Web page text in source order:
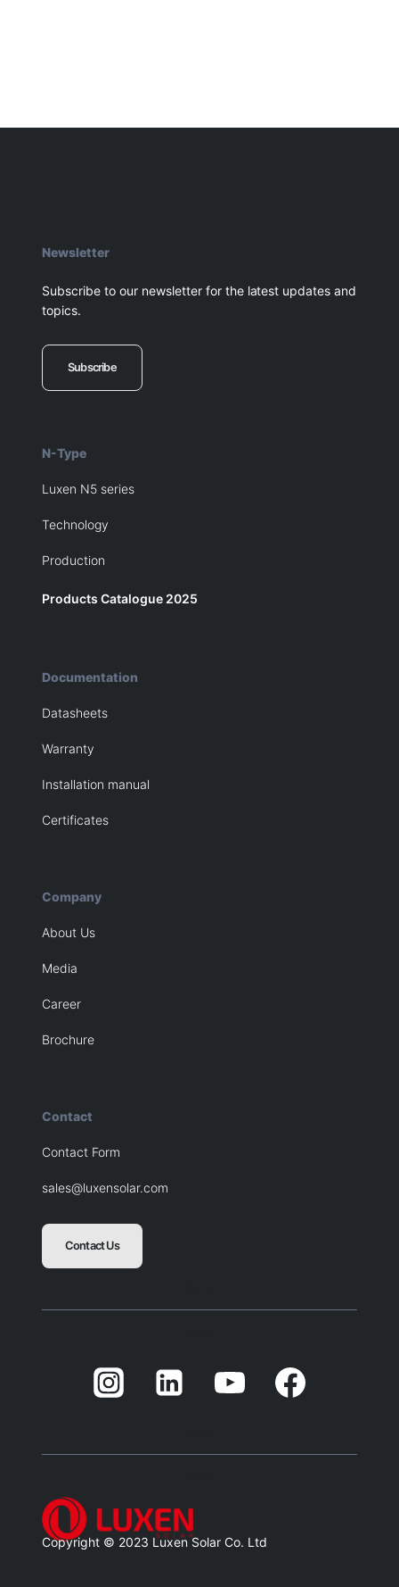
Newsletter
Subscribe to our newsletter for the latest updates and
topics.
Subscribe
N-Type
Luxen N5 series
Technology
Production
Products Catalogue 2025
Documentation
Datasheets
Warranty
Installation manual
Certificates
Company
About Us
Media
Career
Brochure
Contact
Contact Form
sales@luxensolar.com
Contact Us
Copyright © 2023 Luxen Solar Co. Ltd